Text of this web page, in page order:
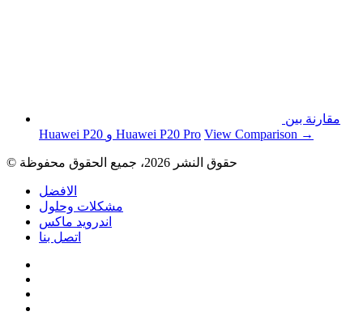
مقارنة بين
Huawei P20 و Huawei P20 Pro View Comparison →
الافضل
مشكلات وحلول
اندرويد ماكس
اتصل بنا